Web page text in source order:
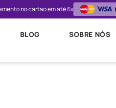
no cartao em até 6x
BLOG SOBRE NÓS